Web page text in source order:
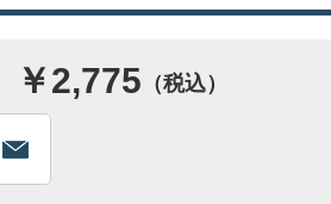
￥2,775 （税込）